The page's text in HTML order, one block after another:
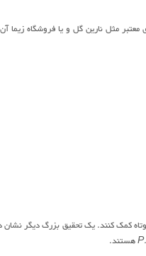
مثل نارین گل و یا فروشگاه زیما
کمک کنند. یک تحقیق بزرگ دیگر نشان
هستند.